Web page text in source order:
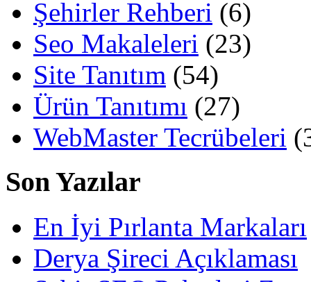
Şehirler Rehberi (6)
Seo Makaleleri (23)
Site Tanıtım (54)
Ürün Tanıtımı (27)
WebMaster Tecrübeleri
Son Yazılar
En İyi Pırlanta Markaları
Derya Şireci Açıklaması